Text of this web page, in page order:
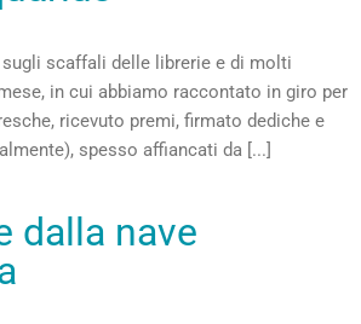
scaffali delle librerie e di molti
in cui abbiamo raccontato in giro per
ricevuto premi, firmato dediche e
spesso affiancati da [...]
dalla nave